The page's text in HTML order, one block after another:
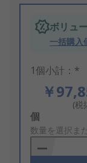
ボリュ
一括購入
1個小計：*
￥
(税
Add
to
Basket
個
数量を選択ま